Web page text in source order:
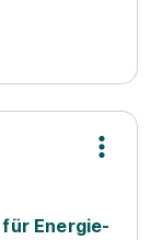
Energie-